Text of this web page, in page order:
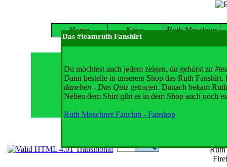
Home News Ruth Moschner
Ruths
Ruth
Das #teamruth Fanshirt
Du möchtest auch jedem zeigen, du gehörst zu
Dann bestelle in unserem Shop das Ruth
daneben - Das Quiz getragen. Danach bekam
Neben dem Shirt gibt es in dem Shop auch noch
Ruth Moschner Fanclub - Fanshop